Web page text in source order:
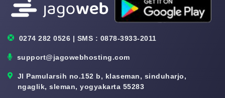
0274 282 0526 | SMS : 0878-3933-2011
support@jagowebhosting.com
Jl Pamularsih no.152 b, klaseman, sinduharjo,
ngaglik, sleman, yogyakarta 55283